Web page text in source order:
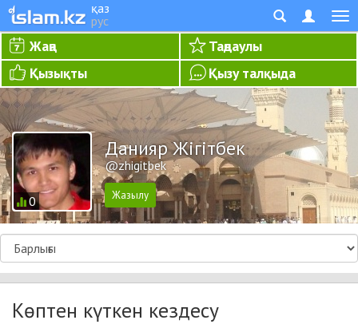
қаз
рус
Жаңа
Таңдаулы
Қызықты
Қызу талқыда
0
Данияр Жігітбек
@zhigitbek
Көптен күткен кездесу